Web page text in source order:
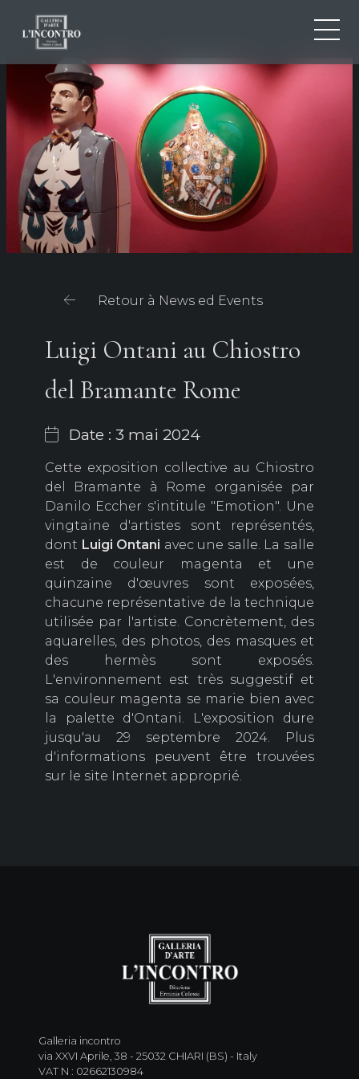
QUI SOMMES-NOU
NEWS ED EVENTS
ARTISTES ET ŒUVRES
EXPOSITIONS
CONTACTS
Retour à News ed Events
Luigi Ontani au Chiostro
del Bramante Rome
Date : 3 mai 2024
Cette exposition collective au Chiostro
del Bramante à Rome organisée par
Danilo Eccher s'intitule "Emotion". Une
vingtaine d'artistes sont représentés,
dont Luigi Ontani avec une salle. La salle
est de couleur magenta et une
quinzaine d'œuvres sont exposées,
chacune représentative de la technique
utilisée par l'artiste. Concrètement, des
aquarelles, des photos, des masques et
des hermès sont exposés.
L'environnement est très suggestif et
sa couleur magenta se marie bien avec
la palette d'Ontani. L'exposition dure
jusqu'au 29 septembre 2024. Plus
d'informations peuvent être trouvées
sur le site Internet approprié.
Galleria incontro
via XXVI Aprile, 38 - 25032 CHIARI (BS) - Italy
VAT N : 02662130984